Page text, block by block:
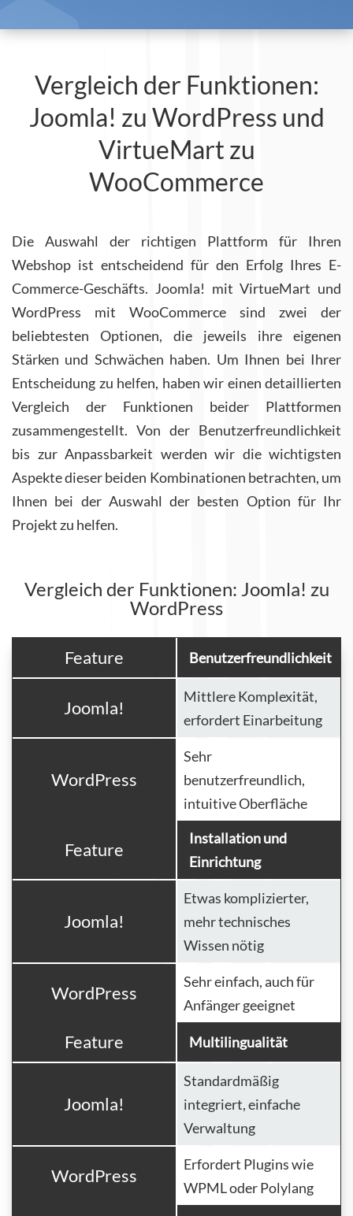
Vergleich der Funktionen:
Joomla! zu WordPress und
VirtueMart zu
WooCommerce
Die Auswahl der richtigen Plattform für Ihren
Webshop ist entscheidend für den Erfolg Ihres E-
Commerce-Geschäfts. Joomla! mit VirtueMart und
WordPress mit WooCommerce sind zwei der
beliebtesten Optionen, die jeweils ihre eigenen
Stärken und Schwächen haben. Um Ihnen bei Ihrer
Entscheidung zu helfen, haben wir einen detaillierten
Vergleich der Funktionen beider Plattformen
zusammengestellt. Von der Benutzerfreundlichkeit
bis zur Anpassbarkeit werden wir die wichtigsten
Aspekte dieser beiden Kombinationen betrachten, um
Ihnen bei der Auswahl der besten Option für Ihr
Projekt zu helfen.
Vergleich der Funktionen: Joomla! zu
WordPress
Feature
Joomla!
WordPress
Benutzerfreundlichkeit
Mittlere Komplexität,
erfordert Einarbeitung
Sehr
benutzerfreundlich,
intuitive Oberfläche
Feature
Joomla!
WordPress
Installation und
Einrichtung
Etwas komplizierter,
mehr technisches
Wissen nötig
Sehr einfach, auch für
Anfänger geeignet
Feature
Joomla!
WordPress
Multilingualität
Standardmäßig
integriert, einfache
Verwaltung
Erfordert Plugins wie
WPML oder Polylang